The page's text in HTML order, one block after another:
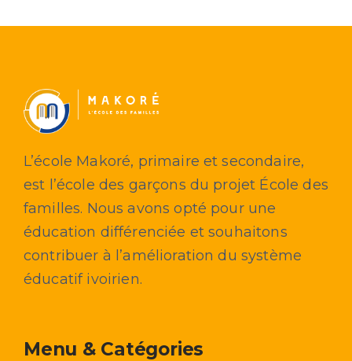
L’école Makoré, primaire et secondaire,
est l’école des garçons du projet École des
familles. Nous avons opté pour une
éducation différenciée et souhaitons
contribuer à l’amélioration du système
éducatif ivoirien.
Menu & Catégories